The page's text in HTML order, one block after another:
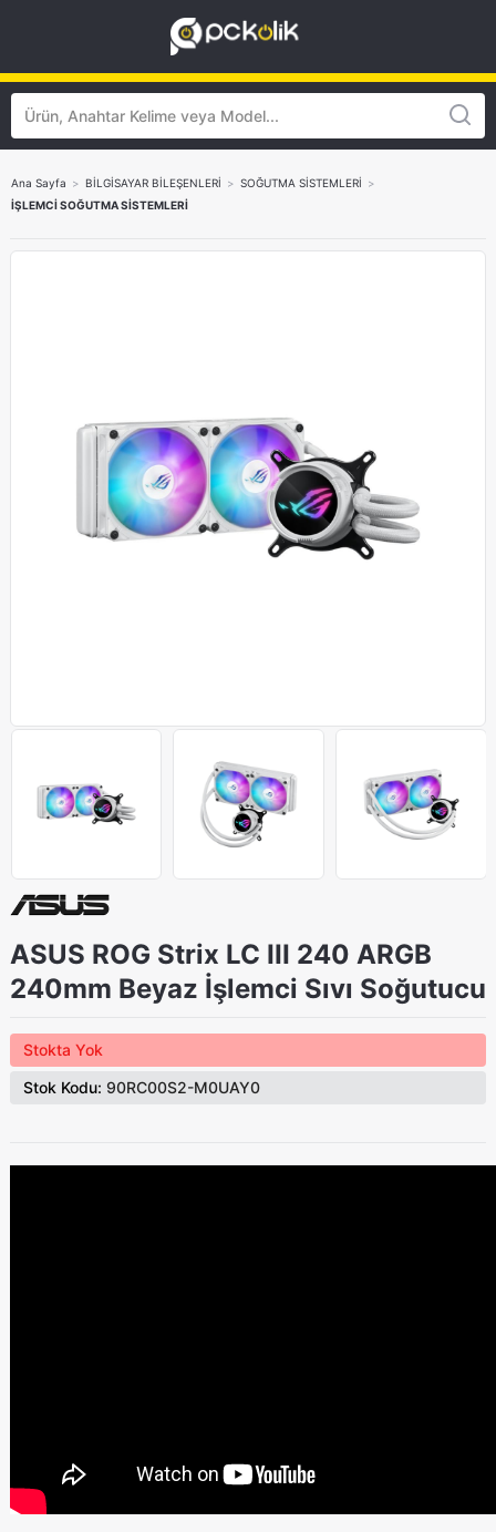
Ana Sayfa > BİLGİSAYAR BİLEŞENLERİ > SOĞUTMA SİSTEMLERİ >
İŞLEMCİ SOĞUTMA SİSTEMLERİ
ASUS ROG Strix LC III 240 ARGB
240mm Beyaz İşlemci Sıvı Soğutucu
Stokta Yok
Stok Kodu: 90RC00S2-M0UAY0